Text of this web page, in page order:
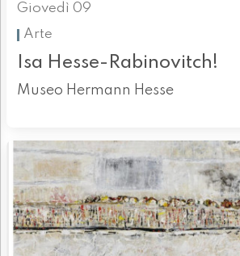
Giovedì 09
Arte
Isa Hesse-Rabinovitch!
Museo Hermann Hesse